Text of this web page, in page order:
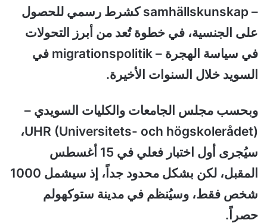
– samhällskunskap كشرط رسمي للحصول
على الجنسية، في خطوة تُعد من أبرز التحولات
في سياسة الهجرة – migrationspolitik في
السويد خلال السنوات الأخيرة.
وبحسب مجلس الجامعات والكليات السويدي –
UHR (Universitets- och högskolerådet)،
سيُجرى أول اختبار فعلي في 15 أغسطس
المقبل، لكن بشكل محدود جداً، إذ سيشمل 1000
شخص فقط، وسيُنظم في مدينة ستوكهولم
حصراً.